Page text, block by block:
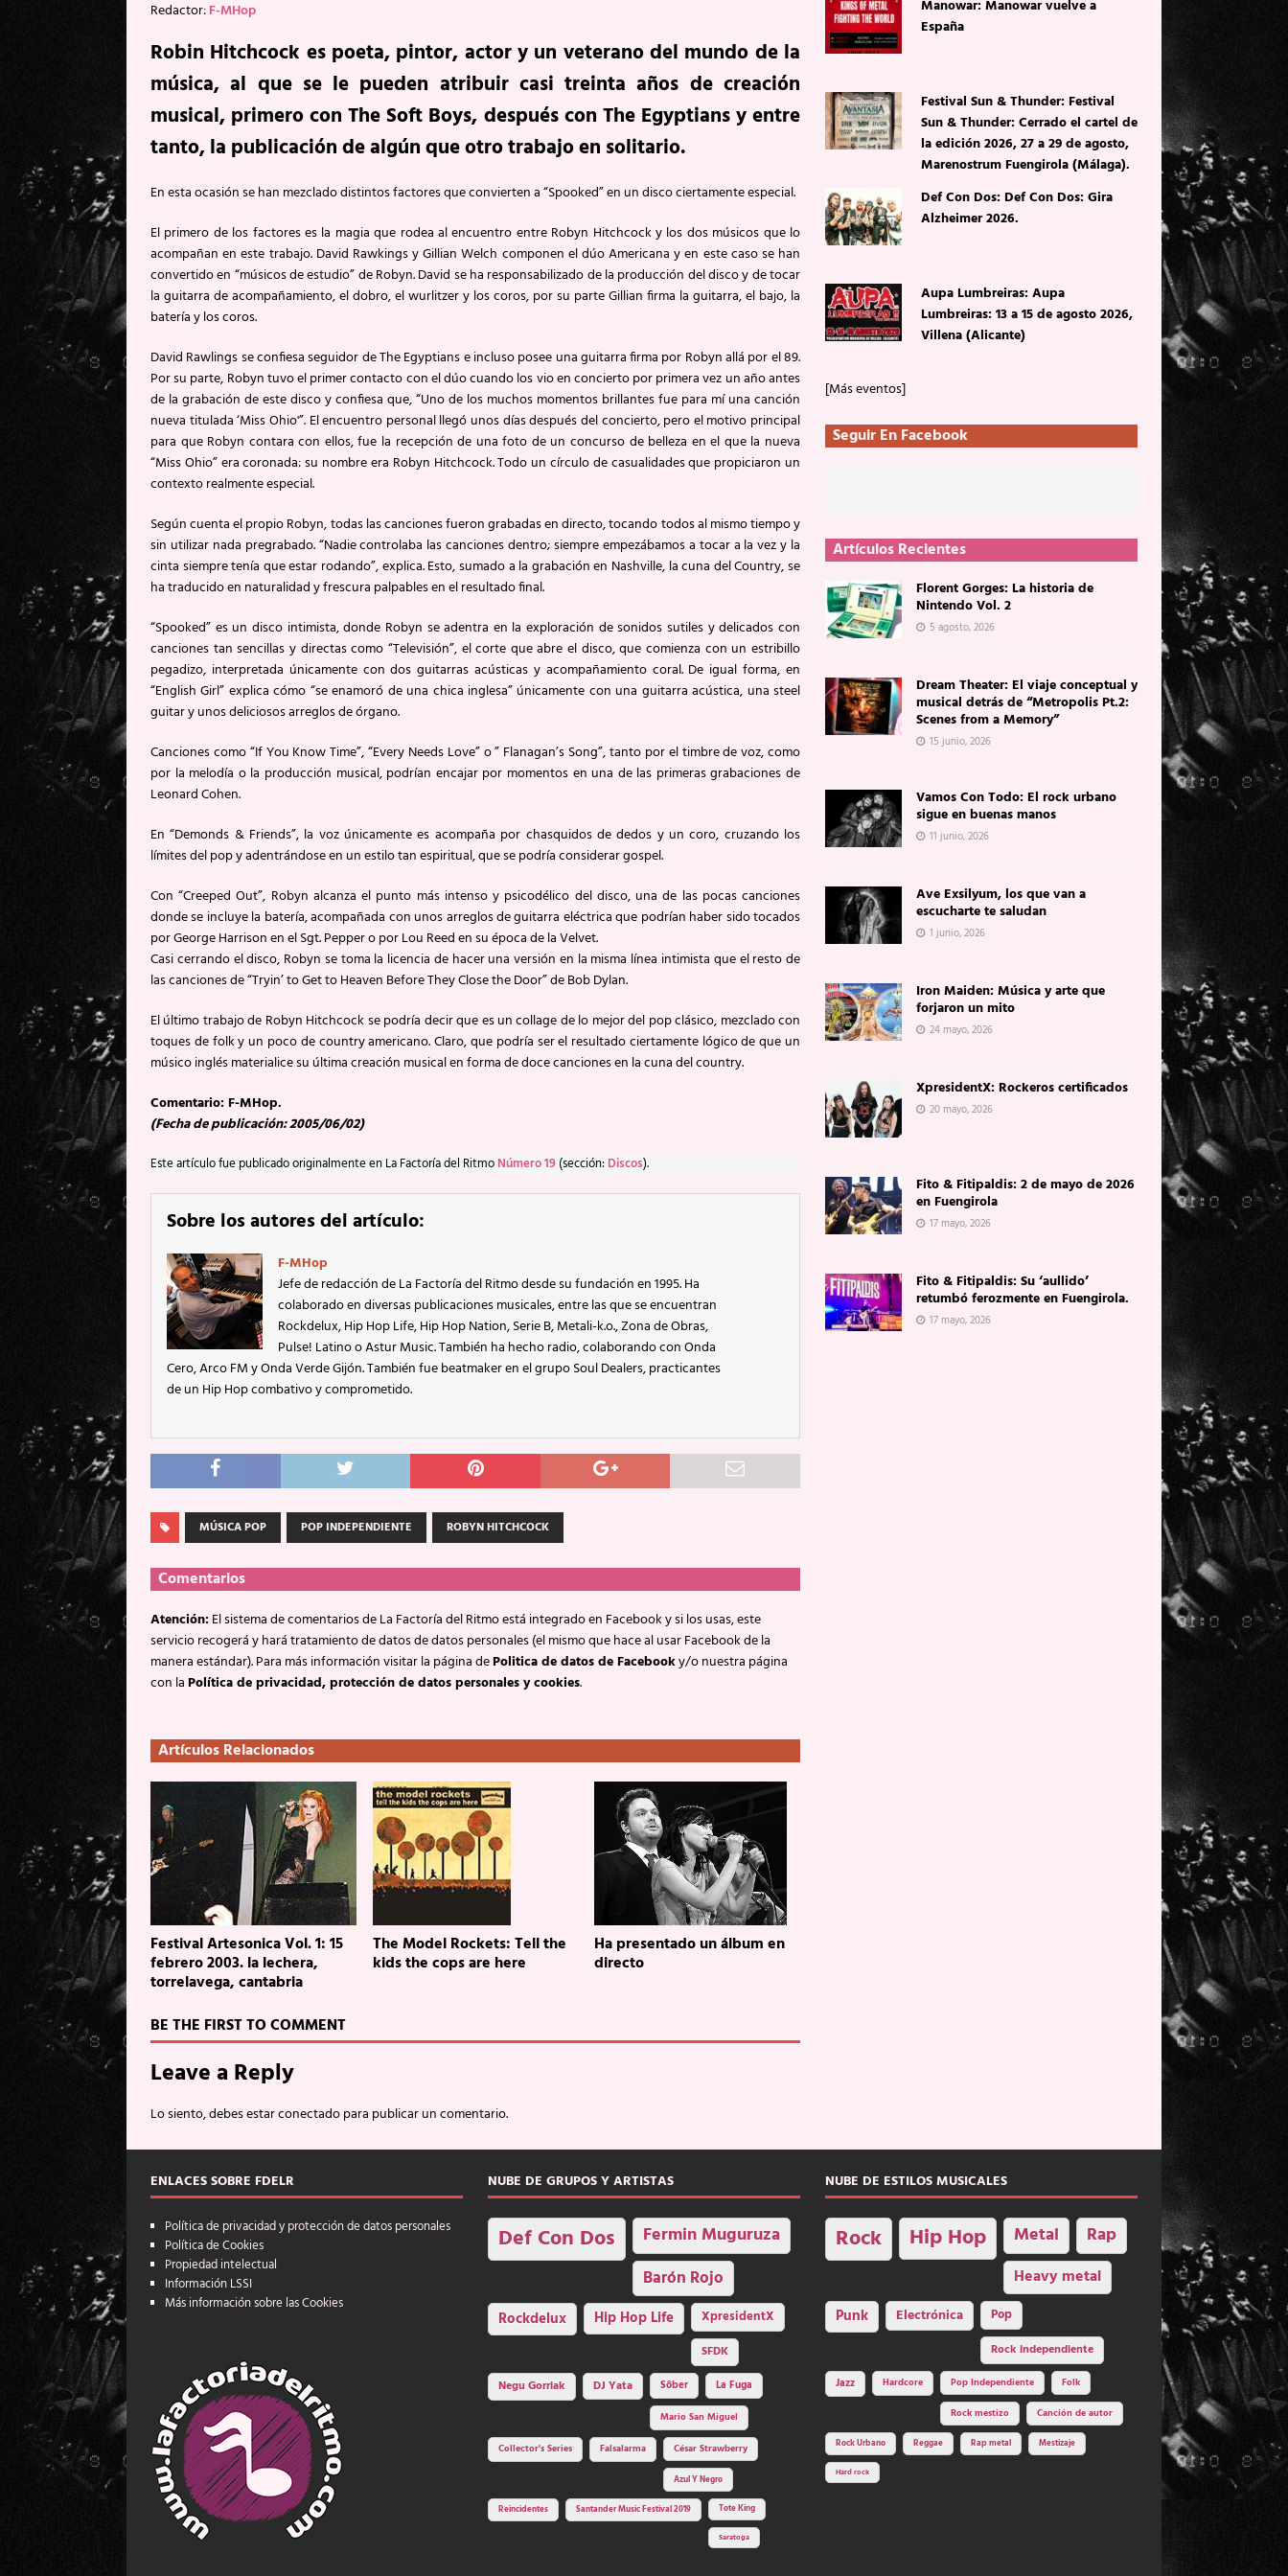
Redactor:F-MHop
Robin Hitchcock es poeta, pintor, actor y un veterano del mundo de la
música, al que se le pueden atribuir casi treinta años de creación
musical, primero con The Soft Boys, después con The Egyptians y entre
tanto, la publicación de algún que otro trabajo en solitario.
En esta ocasión se han mezclado distintos factores que convierten a “Spooked” en un disco ciertamente especial.
El primero de los factores es la magia que rodea al encuentro entre Robyn Hitchcock y los dos músicos que lo
acompañan en este trabajo. David Rawkings y Gillian Welch componen el dúo Americana y en este caso se han
convertido en “músicos de estudio” de Robyn. David se ha responsabilizado de la producción del disco y de tocar
la guitarra de acompañamiento, el dobro, el wurlitzer y los coros, por su parte Gillian firma la guitarra, el bajo, la
batería y los coros.
David Rawlings se confiesa seguidor de The Egyptians e incluso posee una guitarra firma por Robyn allá por el 89.
Por su parte, Robyn tuvo el primer contacto con el dúo cuando los vio en concierto por primera vez un año antes
de la grabación de este disco y confiesa que, “Uno de los muchos momentos brillantes fue para mí una canción
nueva titulada ‘Miss Ohio'”. El encuentro personal llegó unos días después del concierto, pero el motivo principal
para que Robyn contara con ellos, fue la recepción de una foto de un concurso de belleza en el que la nueva
“Miss Ohio” era coronada: su nombre era Robyn Hitchcock. Todo un círculo de casualidades que propiciaron un
contexto realmente especial.
Según cuenta el propio Robyn, todas las canciones fueron grabadas en directo, tocando todos al mismo tiempo y
sin utilizar nada pregrabado. “Nadie controlaba las canciones dentro; siempre empezábamos a tocar a la vez y la
cinta siempre tenía que estar rodando”, explica. Esto, sumado a la grabación en Nashville, la cuna del Country, se
ha traducido en naturalidad y frescura palpables en el resultado final.
“Spooked” es un disco intimista, donde Robyn se adentra en la exploración de sonidos sutiles y delicados con
canciones tan sencillas y directas como “Televisión”, el corte que abre el disco, que comienza con un estribillo
pegadizo, interpretada únicamente con dos guitarras acústicas y acompañamiento coral. De igual forma, en
“English Girl” explica cómo “se enamoró de una chica inglesa” únicamente con una guitarra acústica, una steel
guitar y unos deliciosos arreglos de órgano.
Canciones como “If You Know Time”, “Every Needs Love” o ” Flanagan’s Song”, tanto por el timbre de voz, como
por la melodía o la producción musical, podrían encajar por momentos en una de las primeras grabaciones de
Leonard Cohen.
En “Demonds & Friends”, la voz únicamente es acompaña por chasquidos de dedos y un coro, cruzando los
límites del pop y adentrándose en un estilo tan espiritual, que se podría considerar gospel.
Con “Creeped Out”, Robyn alcanza el punto más intenso y psicodélico del disco, una de las pocas canciones
donde se incluye la batería, acompañada con unos arreglos de guitarra eléctrica que podrían haber sido tocados
por George Harrison en el Sgt. Pepper o por Lou Reed en su época de la Velvet.
Casi cerrando el disco, Robyn se toma la licencia de hacer una versión en la misma línea intimista que el resto de
las canciones de “Tryin’ to Get to Heaven Before They Close the Door” de Bob Dylan.
El último trabajo de Robyn Hitchcock se podría decir que es un collage de lo mejor del pop clásico, mezclado con
toques de folk y un poco de country americano. Claro, que podría ser el resultado ciertamente lógico de que un
músico inglés materialice su última creación musical en forma de doce canciones en la cuna del country.
Comentario: F-MHop.
(Fecha de publicación: 2005/06/02)
Este artículo fue publicado originalmente en La Factoría del Ritmo Número 19 (sección: Discos).
Sobre los autores del artículo:
F-MHop
Jefe de redacción de La Factoría del Ritmo desde su fundación en 1995. Ha
colaborado en diversas publicaciones musicales, entre las que se encuentran
Rockdelux, Hip Hop Life, Hip Hop Nation, Serie B, Metali-k.o., Zona de Obras,
Pulse! Latino o Astur Music. También ha hecho radio, colaborando con Onda
Cero, Arco FM y Onda Verde Gijón. También fue beatmaker en el grupo Soul Dealers, practicantes
de un Hip Hop combativo y comprometido.
MÚSICA POP POP INDEPENDIENTE ROBYN HITCHCOCK
Comentarios
Atención:El sistema de comentarios de La Factoría del Ritmo está integrado en Facebook y si los usas, este
servicio recogerá y hará tratamiento de datos de datos personales (el mismo que hace al usar Facebook de la
manera estándar). Para más información visitar la página dePolitica de datos de Facebooky/o nuestra página
con laPolítica de privacidad, protección de datos personales y cookies.
Artículos Relacionados
Festival Artesonica Vol. 1: 15
febrero 2003. la lechera,
torrelavega, cantabria
The Model Rockets: Tell the
kids the cops are here
Ha presentado un álbum en
directo
BE THE FIRST TO COMMENT
Leave a Reply
Lo siento, debes estarconectadopara publicar un comentario.
Manowar: Manowar vuelve a
España
Festival Sun & Thunder: Festival
Sun & Thunder: Cerrado el cartel de
la edición 2026, 27 a 29 de agosto,
Marenostrum Fuengirola (Málaga).
Def Con Dos: Def Con Dos: Gira
Alzheimer 2026.
Aupa Lumbreiras: Aupa
Lumbreiras: 13 a 15 de agosto 2026,
Villena (Alicante)
[Más eventos]
Seguir En Facebook
Artículos Recientes
Florent Gorges: La historia de
Nintendo Vol. 2
5 agosto, 2026
Dream Theater: El viaje conceptual y
musical detrás de “Metropolis Pt.2:
Scenes from a Memory”
15 junio, 2026
Vamos Con Todo: El rock urbano
sigue en buenas manos
11 junio, 2026
Ave Exsilyum, los que van a
escucharte te saludan
1 junio, 2026
Iron Maiden: Música y arte que
forjaron un mito
24 mayo, 2026
XpresidentX: Rockeros certificados
20 mayo, 2026
Fito & Fitipaldis: 2 de mayo de 2026
en Fuengirola
17 mayo, 2026
Fito & Fitipaldis: Su ‘aullido’
retumbó ferozmente en Fuengirola.
17 mayo, 2026
ENLACES SOBRE FDELR
Política de privacidad y protección de datos personales
Política de Cookies
Propiedad intelectual
Información LSSI
Más información sobre las Cookies
NUBE DE GRUPOS Y ARTISTAS
Def Con Dos Fermin Muguruza
Barón Rojo
Rockdelux Hip Hop Life
XpresidentX
SFDK
Negu Gorriak
DJ Yata Sôber
La Fuga
Mario San Miguel
Collector's Series
Falsalarma César Strawberry
Azul Y Negro
Reincidentes Santander Music Festival 2019 Tote King
Saratoga
NUBE DE ESTILOS MUSICALES
Rock Hip Hop Metal Rap
Heavy metal
Punk Electrónica
Pop
Rock independiente
Jazz Hardcore Pop Independiente Folk
Rock mestizo Canción de autor
Rock Urbano Reggae Rap metal Mestizaje
Hard rock